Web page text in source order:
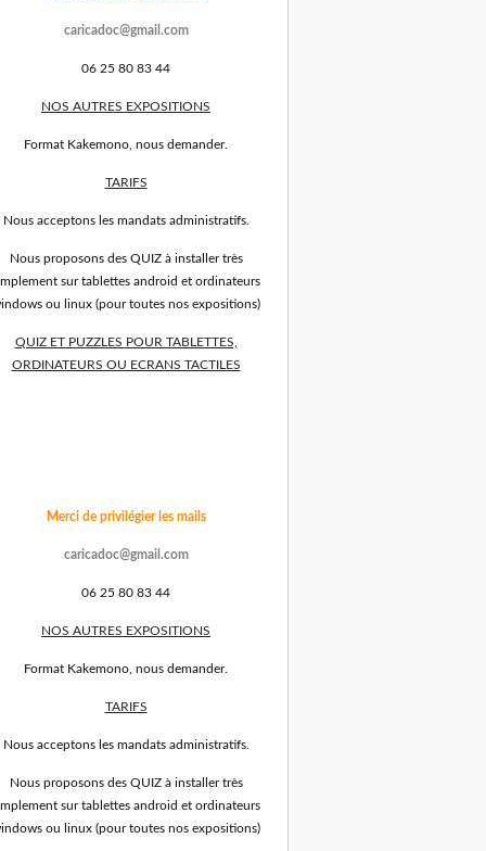
caricadoc@gmail.com
06 25 80 83 44
NOS AUTRES EXPOSITIONS
Format Kakemono, nous demander.
TARIFS
Nous acceptons les mandats administratifs.
Nous proposons des QUIZ à installer très
sur tablettes android et ordinateurs
ou linux (pour toutes nos expositions)
QUIZ ET PUZZLES POUR TABLETTES,
ORDINATEURS OU ECRANS TACTILES
Merci de privilégier les mails
caricadoc@gmail.com
06 25 80 83 44
NOS AUTRES EXPOSITIONS
Format Kakemono, nous demander.
TARIFS
Nous acceptons les mandats administratifs.
Nous proposons des QUIZ à installer très
sur tablettes android et ordinateurs
ou linux (pour toutes nos expositions)